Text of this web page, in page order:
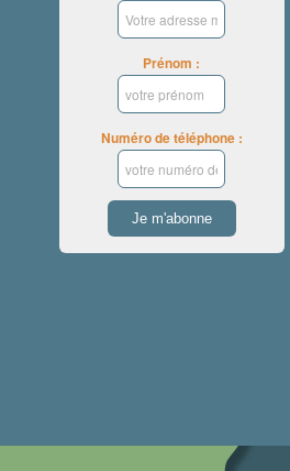
Prénom :
Numéro de téléphone :